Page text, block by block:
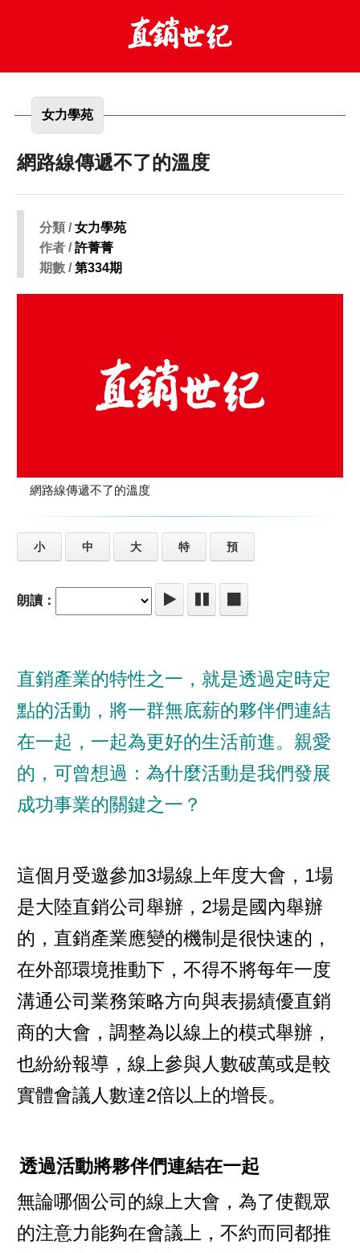
女力學苑
網路線傳遞不了的溫度
分類 /女力學苑
作者 /許菁菁
期數 /第334期
網路線傳遞不了的溫度
小 中 大 特 預
朗讀：
直銷產業的特性之一，就是透過定時定
點的活動，將一群無底薪的夥伴們連結
在一起，一起為更好的生活前進。親愛
的，可曾想過：為什麼活動是我們發展
成功事業的關鍵之一？
這個月受邀參加3場線上年度大會，1場
是大陸直銷公司舉辦，2場是國內舉辦
的，直銷產業應變的機制是很快速的，
在外部環境推動下，不得不將每年一度
溝通公司業務策略方向與表揚績優直銷
商的大會，調整為以線上的模式舉辦，
也紛紛報導，線上參與人數破萬或是較
實體會議人數達2倍以上的增長。
透過活動將夥伴們連結在一起
無論哪個公司的線上大會，為了使觀眾
的注意力能夠在會議上，不約而同都推